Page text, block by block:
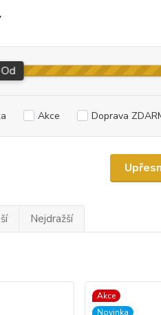
Od
Akce Doprava
Nejdražší
Akce
Novinka